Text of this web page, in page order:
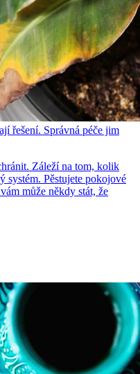
řešení. Správná péče jim
Záleží na tom, kolik
systém. Pěstujete pokojové
může někdy stát, že